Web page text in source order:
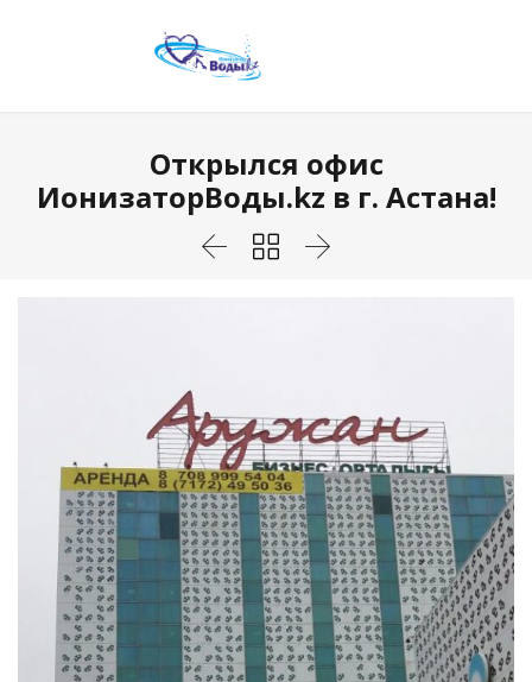
Открылся офис
ИонизаторВоды.kz в г. Астана!
  